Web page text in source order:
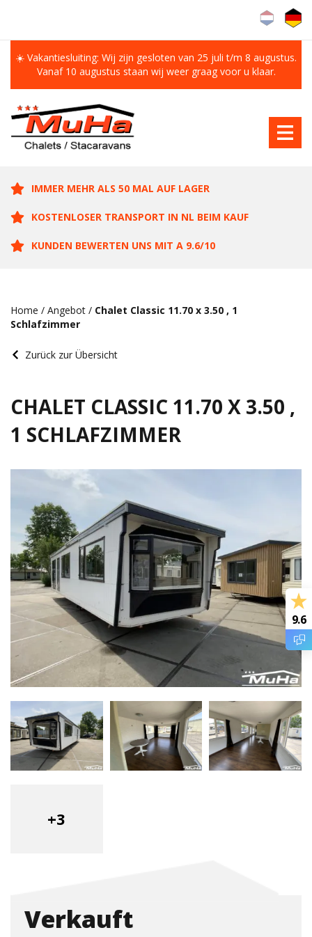
☀️ Vakantiesluiting: Wij zijn gesloten van 25 juli t/m 8 augustus.
Vanaf 10 augustus staan wij weer graag voor u klaar.
IMMER MEHR ALS 50 MAL AUF LAGER
KOSTENLOSER TRANSPORT IN NL BEIM KAUF
KUNDEN BEWERTEN UNS MIT A 9.6/10
Home / Angebot / Chalet Classic 11.70 x 3.50 , 1
Schlafzimmer
Zurück zur Übersicht
CHALET CLASSIC 11.70 X 3.50 ,
1 SCHLAFZIMMER
+3
Verkauft
9.6